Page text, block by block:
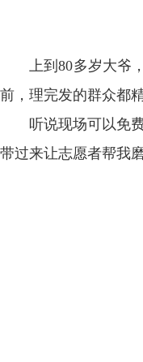
上到80多岁大爷
前，理完发的群众都
听说现场可以免
带过来让志愿者帮我